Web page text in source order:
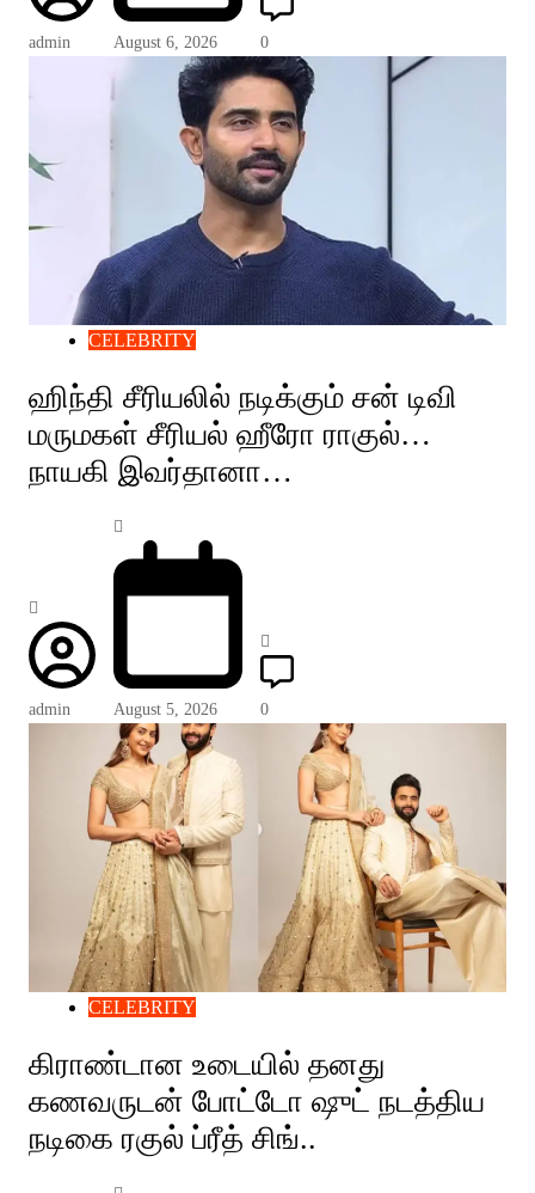
admin August 6, 2026 0
CELEBRITY
ஹிந்தி சீரியலில் நடிக்கும் சன் டிவி
மருமகள் சீரியல் ஹீரோ ராகுல்…
நாயகி இவர்தானா…
admin August 5, 2026 0
CELEBRITY
கிராண்டான உடையில் தனது
கணவருடன் போட்டோ ஷுட் நடத்திய
நடிகை ரகுல் ப்ரீத் சிங்..